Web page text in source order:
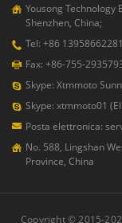
Yousong Technology
Shenzhen, China;
Tel: +86 13958662281
Fax: +86-755-
Skype: Xtmmoto
Skype: xtmmoto01
Posta elettronica:
No. 588, Lingshan
Province, China
Copyright © 2015-